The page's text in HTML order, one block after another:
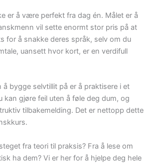
er å være perfekt fra dag én. Målet er å
vil sette enormt stor pris på at
for å snakke deres språk, selv om du
uansett hvor kort, er en verdifull
å bygge selvtillit på er å praktisere i et
kan gjøre feil uten å føle deg dum, og
tilbakemelding. Det er nettopp dette
fra teori til praksis? Fra å lese om
ha dem? Vi er her for å hjelpe deg hele